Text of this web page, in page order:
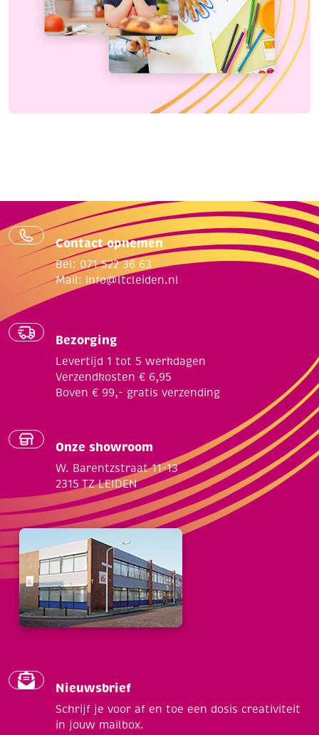
Contact opnemen
Bel: 071 522 36 63
Mail: info@ltcleiden.nl
Bezorging
Levertijd 1 tot 5 werkdagen
Verzendkosten € 6,95
Boven € 99,- gratis verzending
Onze showroom
W. Barentzstraat 11-13
2315 TZ LEIDEN
Nieuwsbrief
Schrijf je voor af en toe een dosis creativiteit
in jouw mailbox.